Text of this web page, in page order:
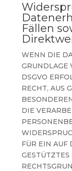
Fällen
WENN DIE
GRUNDLAGE
DSGVO
RECHT, AUS
DIE
FÜR EIN AUF